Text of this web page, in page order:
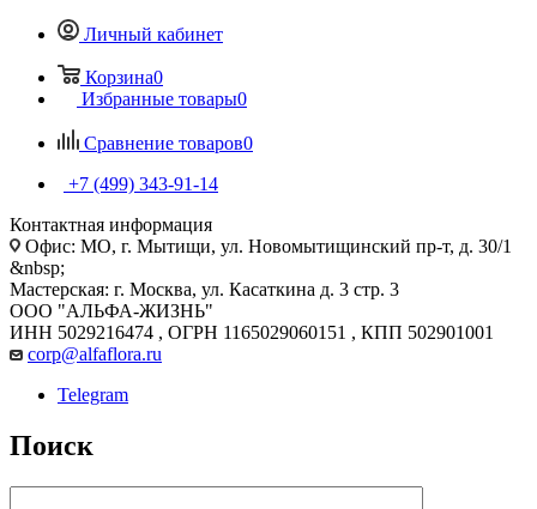
Личный кабинет
Корзина0
Избранные товары0
Сравнение товаров0
+7 (499) 343-91-14
Контактная информация
Офис: МО, г. Мытищи, ул. Новомытищинский пр-т, д. 30/1
&nbsp;
Мастерская: г. Москва, ул. Касаткина д. 3 стр. 3
ООО "АЛЬФА-ЖИЗНЬ"
ИНН 5029216474 , ОГРН 1165029060151 , КПП 502901001
corp@alfaflora.ru
Telegram
Поиск